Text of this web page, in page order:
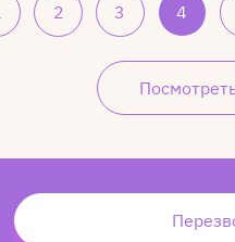
2 3 4